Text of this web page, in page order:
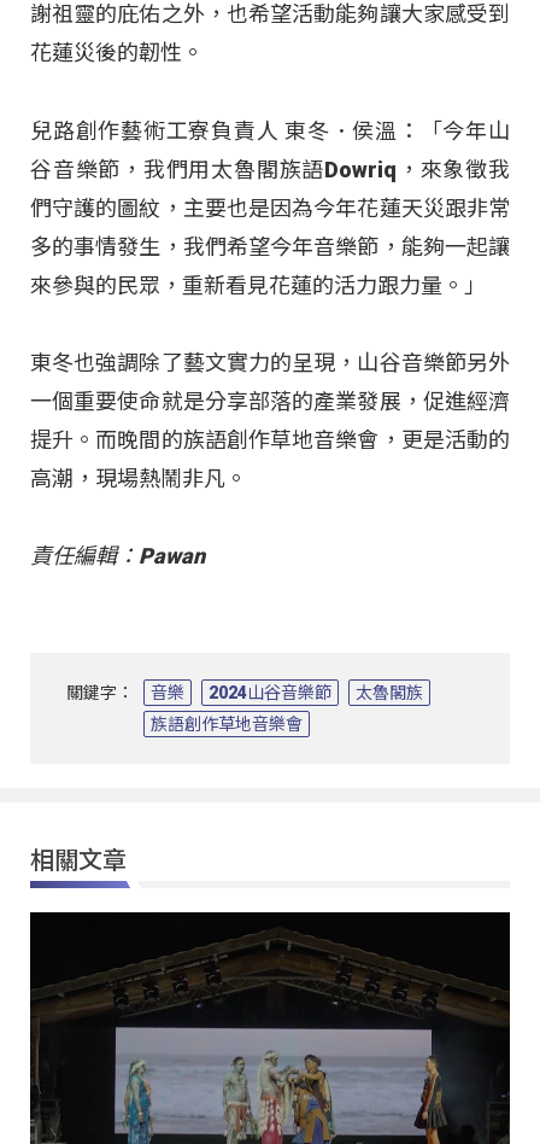
謝祖靈的庇佑之外，也希望活動能夠讓大家感受到
花蓮災後的韌性。
兒路創作藝術工寮負責人 東冬．侯溫：「今年山
谷音樂節，我們用太魯閣族語Dowriq，來象徵我
們守護的圖紋，主要也是因為今年花蓮天災跟非常
多的事情發生，我們希望今年音樂節，能夠一起讓
來參與的民眾，重新看見花蓮的活力跟力量。」
東冬也強調除了藝文實力的呈現，山谷音樂節另外
一個重要使命就是分享部落的產業發展，促進經濟
提升。而晚間的族語創作草地音樂會，更是活動的
高潮，現場熱鬧非凡。
責任編輯：Pawan
關鍵字： 音樂 2024山谷音樂節
太魯閣族
族語創作草地音樂會
相關文章